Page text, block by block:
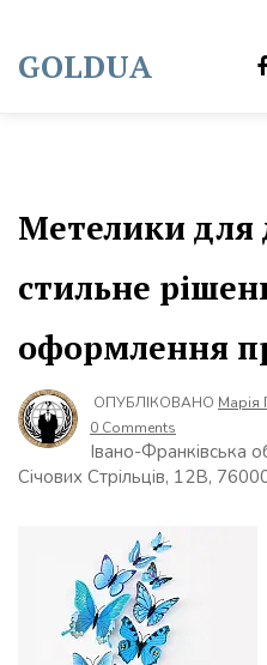
content
GOLDUA
Метелики для
стильне
оформлення
ОПУБЛІКОВАНО Марія
0 Comments
Івано-Франківська
Січових Стрільців, 12В,